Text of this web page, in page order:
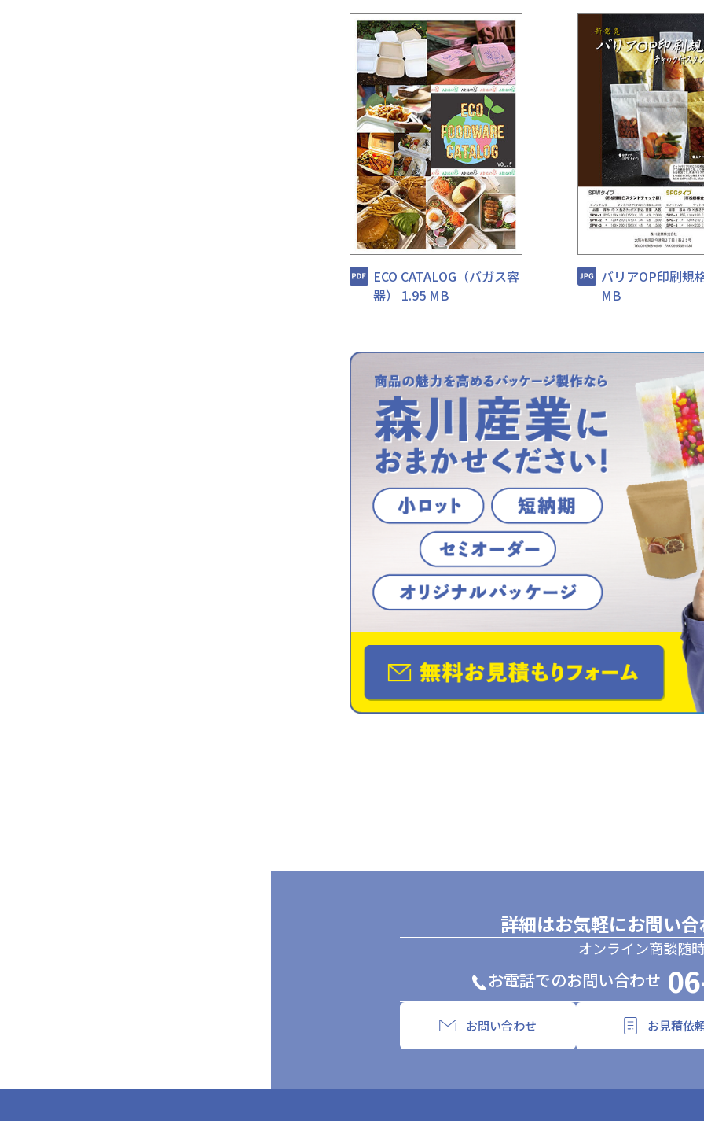
お問い合わ
ECO CATALOG（バガス容
器） 1.95 MB
バリアOP印刷規
MB
詳細はお気軽にお問い
オンライン商談随
お電話でのお問い合わせ
お問い合わせ お見積依